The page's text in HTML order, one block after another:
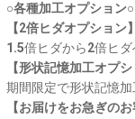
○各種加工オプション○
【2倍ヒダオプション
1.5倍ヒダから2倍ヒダ
【形状記憶加工オプシ
期間限定で形状記憶
【お届けをお急ぎのお